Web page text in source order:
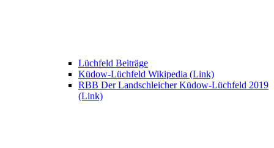
Lüchfeld Beiträge
Küdow-Lüchfeld Wikipedia (Link)
RBB Der Landschleicher Küdow-Lüchfeld 2019
(Link)